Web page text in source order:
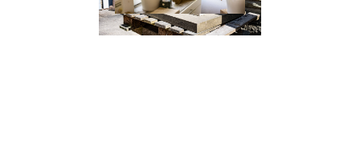
Mit unserer umfangreichen Expertise in der
Restaurierung und dem Bau mit Steinmaterialien